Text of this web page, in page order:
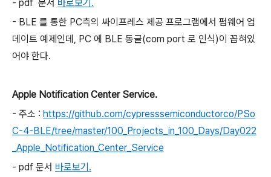
- pdf 문서 바로보기.
- BLE 를 통한 PC측의 싸이프레스 제공 프로그램에서 펌웨어 업
데이트 예제인데, PC 에 BLE 동글(com port 로 인식)이 꼽혀있
어야 한다.
Apple Notification Center Service.
- 주소 : https://github.com/cypresssemiconductorco/PSo
C-4-BLE/tree/master/100_Projects_in_100_Days/Day022
_Apple_Notification_Center_Service
- pdf 문서 바로보기.